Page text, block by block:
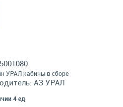
УРАЛ кабины в сборе
АЗ УРАЛ
4 ед